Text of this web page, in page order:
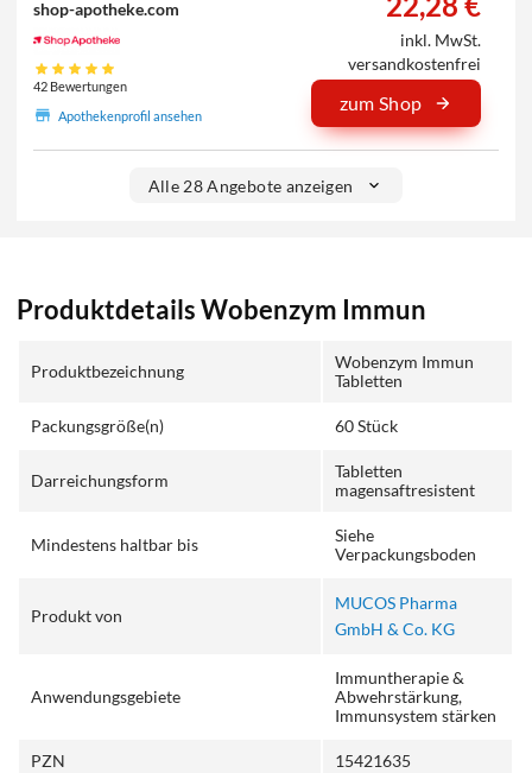
shop-apotheke.com
42 Bewertungen
Apothekenprofil ansehen
inkl. MwSt.
versandkostenfrei
zum Shop
Alle 28 Angebote anzeigen
Produktdetails Wobenzym Immun
Produktbezeichnung
Wobenzym Immun
Tabletten
Packungsgröße(n) 60 Stück
Darreichungsform
Tabletten
magensaftresistent
Mindestens haltbar bis
Siehe
Verpackungsboden
Produkt von
MUCOS Pharma
GmbH & Co. KG
Anwendungsgebiete
Immuntherapie &
Abwehrstärkung,
Immunsystem stärken
PZN 15421635